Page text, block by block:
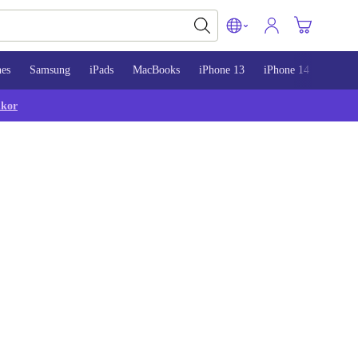
Samsung iPads MacBooks iPhone 13 iPhone 14